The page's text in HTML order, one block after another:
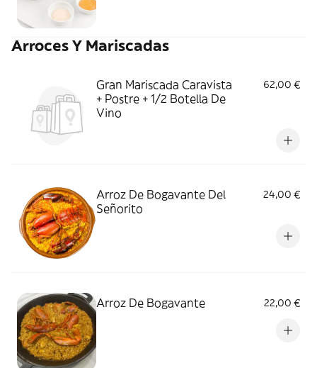
Arroces Y Mariscadas
Gran Mariscada Caravista
+ Postre + 1/2 Botella De
Vino
62,00 €
Arroz De Bogavante Del
Señorito
24,00 €
Arroz De Bogavante 22,00 €